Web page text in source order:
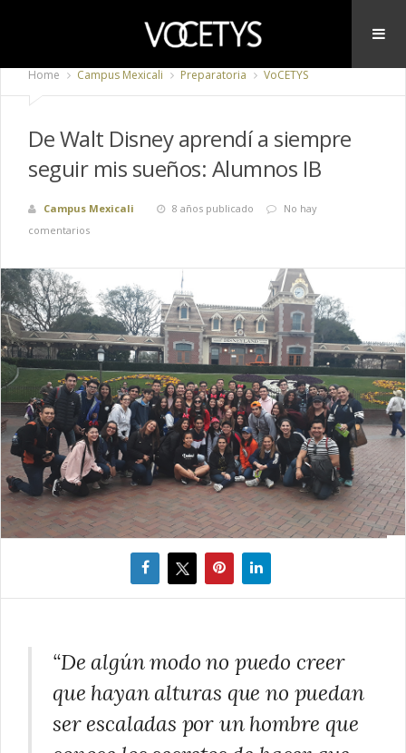
Home Campus Mexicali Preparatoria VoCETYS
De Walt Disney aprendí a siempre
seguir mis sueños: Alumnos IB
Campus Mexicali 8 años publicado
No hay
comentarios
“De algún modo no puedo creer
que hayan alturas que no puedan
ser escaladas por un hombre que